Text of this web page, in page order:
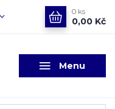
Menu
0 ks
0,00 Kč